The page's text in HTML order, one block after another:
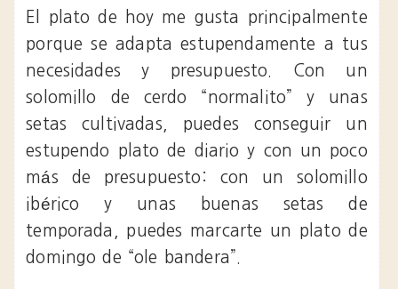
El plato de hoy me gusta principalmente
porque se adapta estupendamente a tus
necesidades y presupuesto. Con un
solomillo de cerdo “normalito” y unas
setas cultivadas, puedes conseguir un
estupendo plato de diario y con un poco
más de presupuesto: con un solomillo
ibérico y unas buenas setas de
temporada, puedes marcarte un plato de
domingo de “ole bandera”.